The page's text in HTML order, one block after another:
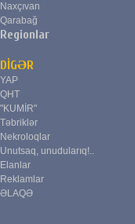
Naxçıvan
Qarabağ
Regionlar
DİGƏR
YAP
QHT
"KUMİR"
Təbriklər
Nekroloqlar
Unutsaq, unudularıq!..
Elanlar
Reklamlar
ƏLAQƏ